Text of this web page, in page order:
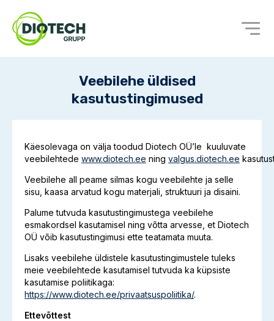
Veebilehe üldised
kasutustingimused
Käesolevaga on välja toodud Diotech OÜ’le kuuluvate
veebilehtede www.diotech.ee ning valgus.diotech.ee
Veebilehe all peame silmas kogu veebilehte ja selle
sisu, kaasa arvatud kogu materjali, struktuuri ja disaini.
Palume tutvuda kasutustingimustega veebilehe
esmakordsel kasutamisel ning võtta arvesse, et Diotech
OÜ võib kasutustingimusi ette teatamata muuta.
Lisaks veebilehe üldistele kasutustingimustele tuleks
meie veebilehtede kasutamisel tutvuda ka küpsiste
kasutamise poliitikaga:
https://www.diotech.ee/privaatsuspoliitika/.
Ettevõttest